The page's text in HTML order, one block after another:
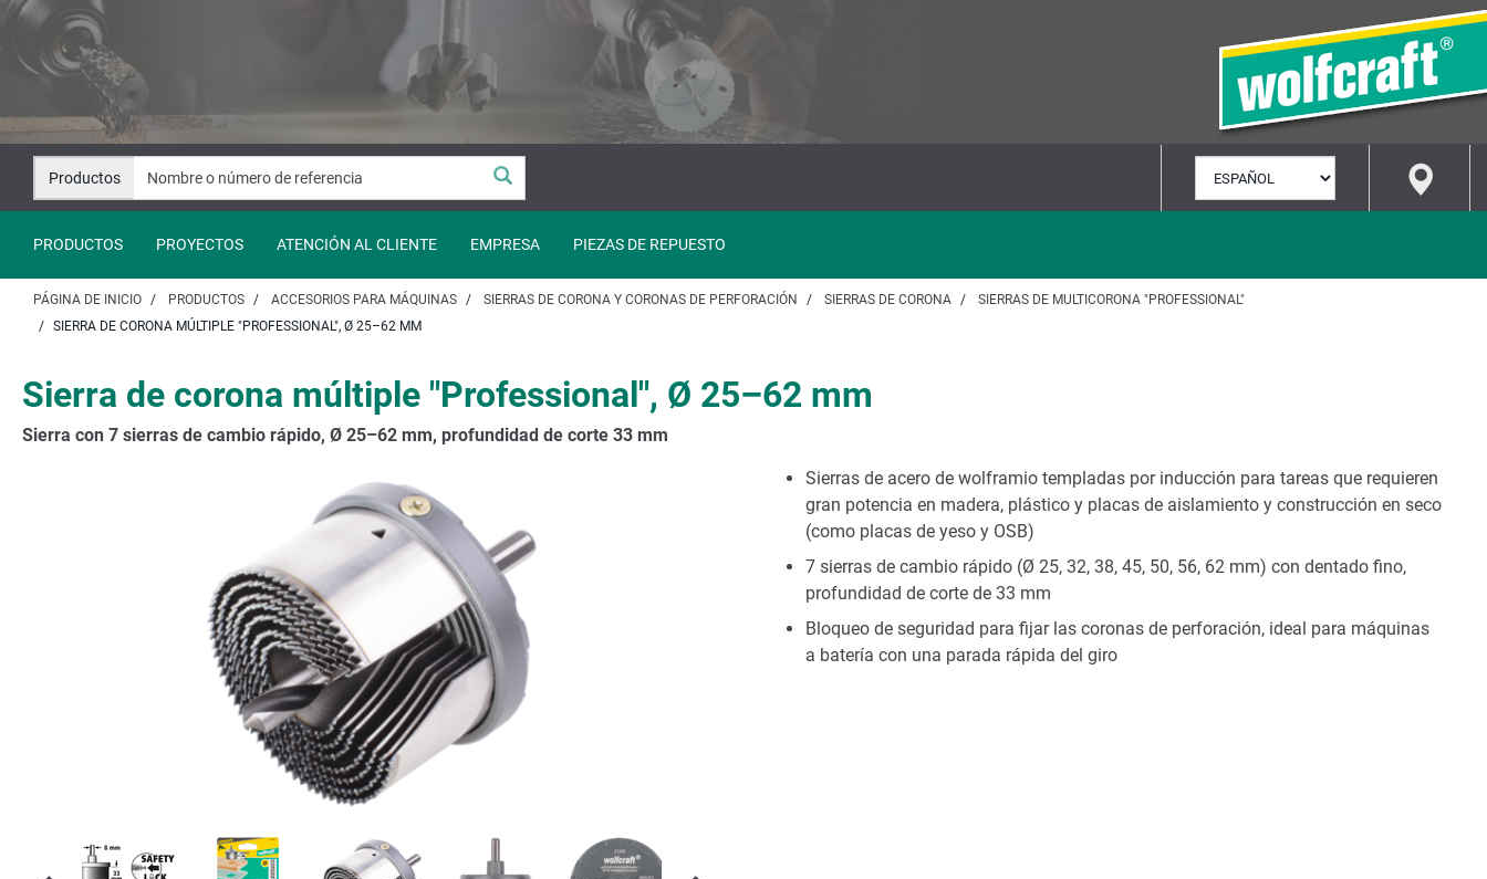
Saltar
contenido
Saltar
Productos
IDIOMA
PRODUCTOS PROYECTOS ATENCIÓN AL CLIENTE EMPRESA PIEZAS DE REPUESTO
PÁGINA DE INICIO PRODUCTOS ACCESORIOS PARA MÁQUINAS SIERRAS DE CORONA Y CORONAS DE PERFORACIÓN SIERRAS DE CORONA
SIERRAS DE MULTICORONA "PROFESSIONAL"
SIERRA DE CORONA MÚLTIPLE "PROFESSIONAL", Ø 25–62 MM
Sierra de corona múltiple "Professional", Ø 25–62 mm
Sierra con 7 sierras de cambio rápido, Ø 25–62 mm, profundidad de corte 33 mm
Sierras de acero de wolframio templadas por inducción para tareas que requieren
gran potencia en madera, plástico y placas de aislamiento y construcción en seco
(como placas de yeso y OSB)
7 sierras de cambio rápido (Ø 25, 32, 38, 45, 50, 56, 62 mm) con dentado fino,
profundidad de corte de 33 mm
Bloqueo de seguridad para fijar las coronas de perforación, ideal para máquinas
a batería con una parada rápida del giro